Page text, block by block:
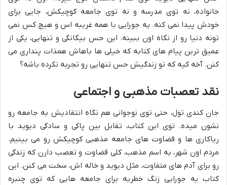
خانواده، نه توی مدرسه و نه توی جامعه کوچیکش، جایی برای
خودش پیدا نمی کنه. یه جورایی با همه غریبه اس و هیچ کس نمی
تونه دنیا رو از نگاه اون ببینه. این حس بیگانگی و تنهایی، یکی از
عمیق ترین پیام های کتابه که خیلی ها باهاش همذات پنداری می
کنن. آخه کیه که تو زندگیش حس تنهایی رو تجربه نکرده باشه؟
نقد تعصبات مذهبی و اجتماعی
جان کندی تول، حتی توی نوجوانی هم نگاه انتقادیش به جامعه رو
نشون میده. توی این کتاب، تقابل بین پاکی و سادگی دیوید با
ریاکاری ها و قضاوت های جامعه مذهبی کوچیکش رو می بینیم.
مردم اون شهر، به اسم مذهب، کلی قضاوت و تعصب دارن که زندگی
رو برای آدم های متفاوت، مثل دیوید و خاله اش، سخت می کنن. این
کتاب یه جورایی زنگ خطریه برای جامعه هایی که توی چنبره